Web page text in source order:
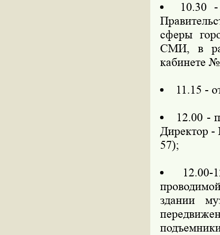
10.30
сферы
СМИ, в
кабинете
11.15 -
12.00 -
Директор -
57);
здании